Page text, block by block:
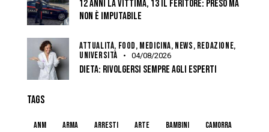
12 ANNI LA VITTIMA, 13 IL FERITORE: PRESO MA
NON È IMPUTABILE
ATTUALITÀ, FOOD, MEDICINA, NEWS, REDAZIONE,
UNIVERSITÀ
04/08/2026
DIETA: RIVOLGERSI SEMPRE AGLI ESPERTI
TAGS
anm arma arresti arte bambini
camorra